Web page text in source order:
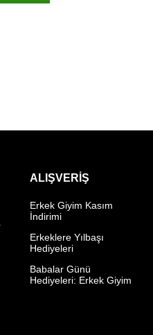
ALIŞVERIŞ
Erkek Giyim Kasım
İndirimi
Erkeklere Yılbaşı
Hediyeleri
Babalar Günü
Hediyeleri: Erkek Giyim